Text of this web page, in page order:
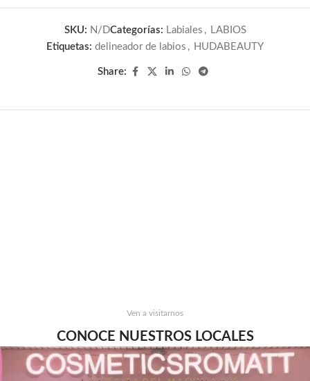
SKU: N/DCategorías: Labiales , LABIOS
Etiquetas: delineador de labios , HUDABEAUTY
Share:
Ven a visitarnos
CONOCE NUESTROS LOCALES